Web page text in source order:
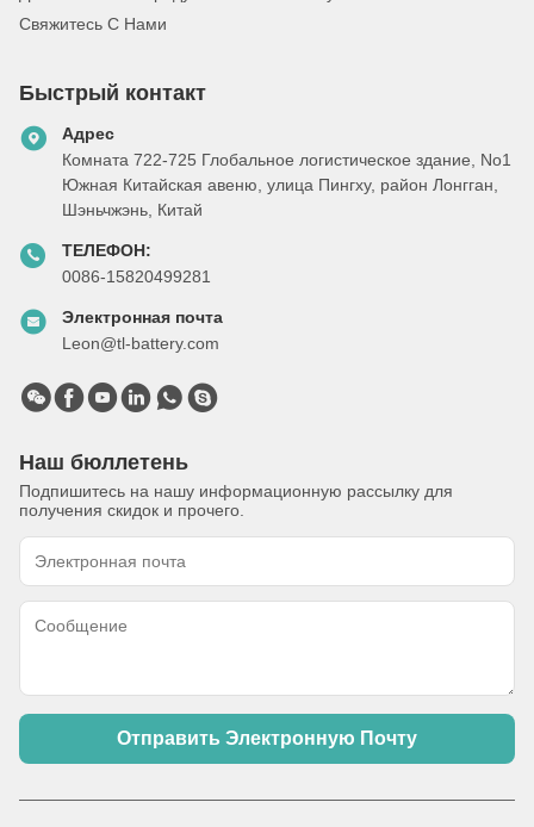
Свяжитесь С Нами
Быстрый контакт
Адрес
Комната 722-725 Глобальное логистическое здание, No1
Южная Китайская авеню, улица Пингху, район Лонгган,
Шэньчжэнь, Китай
ТЕЛЕФОН:
0086-15820499281
Электронная почта
Leon@tl-battery.com
Наш бюллетень
Подпишитесь на нашу информационную рассылку для
получения скидок и прочего.
Отправить Электронную Почту